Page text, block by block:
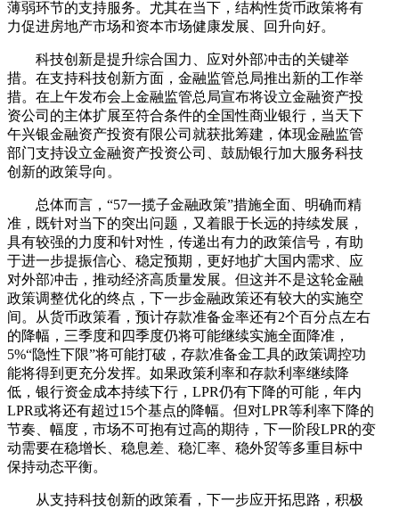
薄弱环节的支持服务。尤其在当下，结构性货币政策将有
力促进房地产市场和资本市场健康发展、回升向好。
科技创新是提升综合国力、应对外部冲击的关键举
措。在支持科技创新方面，金融监管总局推出新的工作举
措。在上午发布会上金融监管总局宣布将设立金融资产投
资公司的主体扩展至符合条件的全国性商业银行，当天下
午兴银金融资产投资有限公司就获批筹建，体现金融监管
部门支持设立金融资产投资公司、鼓励银行加大服务科技
创新的政策导向。
总体而言，“57一揽子金融政策”措施全面、明确而精
准，既针对当下的突出问题，又着眼于长远的持续发展，
具有较强的力度和针对性，传递出有力的政策信号，有助
于进一步提振信心、稳定预期，更好地扩大国内需求、应
对外部冲击，推动经济高质量发展。但这并不是这轮金融
政策调整优化的终点，下一步金融政策还有较大的实施空
间。从货币政策看，预计存款准备金率还有2个百分点左右
的降幅，三季度和四季度仍将可能继续实施全面降准，
5%“隐性下限”将可能打破，存款准备金工具的政策调控功
能将得到更充分发挥。如果政策利率和存款利率继续降
低，银行资金成本持续下行，LPR仍有下降的可能，年内
LPR或将还有超过15个基点的降幅。但对LPR等利率下降的
节奏、幅度，市场不可抱有过高的期待，下一阶段LPR的变
动需要在稳增长、稳息差、稳汇率、稳外贸等多重目标中
保持动态平衡。
从支持科技创新的政策看，下一步应开拓思路，积极